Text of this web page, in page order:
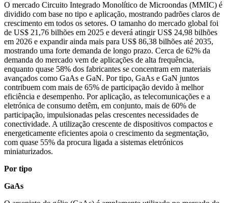
O mercado Circuito Integrado Monolítico de Microondas (MMIC) é
dividido com base no tipo e aplicação, mostrando padrões claros de
crescimento em todos os setores. O tamanho do mercado global foi
de US$ 21,76 bilhões em 2025 e deverá atingir US$ 24,98 bilhões
em 2026 e expandir ainda mais para US$ 86,38 bilhões até 2035,
mostrando uma forte demanda de longo prazo. Cerca de 62% da
demanda do mercado vem de aplicações de alta frequência,
enquanto quase 58% dos fabricantes se concentram em materiais
avançados como GaAs e GaN. Por tipo, GaAs e GaN juntos
contribuem com mais de 65% de participação devido à melhor
eficiência e desempenho. Por aplicação, as telecomunicações e a
eletrónica de consumo detêm, em conjunto, mais de 60% de
participação, impulsionadas pelas crescentes necessidades de
conectividade. A utilização crescente de dispositivos compactos e
energeticamente eficientes apoia o crescimento da segmentação,
com quase 55% da procura ligada a sistemas eletrónicos
miniaturizados.
Por tipo
GaAs